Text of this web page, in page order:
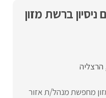
ברשת מזון
הרצליה
מחפשת מנהל/ת אזור